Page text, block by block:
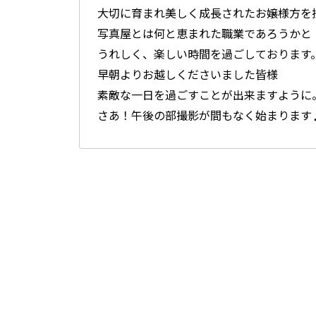
大切に育まれ美しく成長されたお嬢様方を
写真屋とは何と恵まれた職業であろうかと
うれしく、楽しい時間を過ごしております。
早朝よりお越しくださいました皆様
素敵な一日を過ごすことが出来ますように。
さあ！午後の部撮影が間もなく始まりま